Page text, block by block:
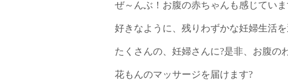
ぜ～んぶ！お腹の赤ちゃんも感じてい
好きなように、残りわずかな妊婦生活
たくさんの、妊婦さんに?是非、お腹の
花もんのマッサージを届けます?